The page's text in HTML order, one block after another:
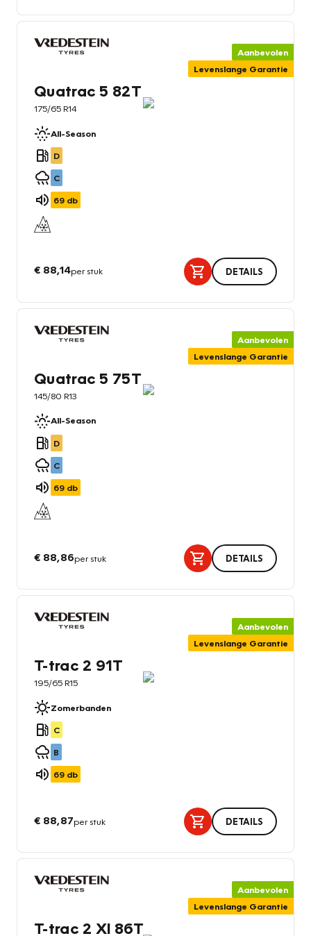
Aanbevolen
Levenslange Garantie
Quatrac 5 82T
175/65 R14
All-Season
D
C
69 db
€ 88,14per stuk DETAILS
Aanbevolen
Levenslange Garantie
Quatrac 5 75T
145/80 R13
All-Season
D
C
69 db
€ 88,86per stuk DETAILS
Aanbevolen
Levenslange Garantie
T-trac 2 91T
195/65 R15
Zomerbanden
C
B
69 db
€ 88,87per stuk DETAILS
Aanbevolen
Levenslange Garantie
T-trac 2 Xl 86T